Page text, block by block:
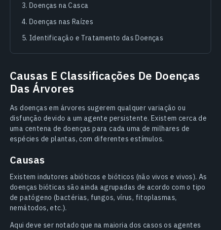
Doenças na Casca
Doenças nas Raízes
Identificação e Tratamento das Doenças
Causas E Classificações De Doenças
Das Árvores
As doenças em árvores sugerem qualquer variação ou
disfunção devido a um agente persistente. Existem cerca de
uma centena de doenças para cada uma de milhares de
espécies de plantas, com diferentes estímulos.
Causas
Existem indutores abióticos e bióticos (não vivos e vivos). As
doenças bióticas são ainda agrupadas de acordo com o tipo
de patógeno (bactérias, fungos, vírus, fitoplasmas,
nemátodos, etc.).
Aqui deve ser notado que na maioria dos casos os agentes